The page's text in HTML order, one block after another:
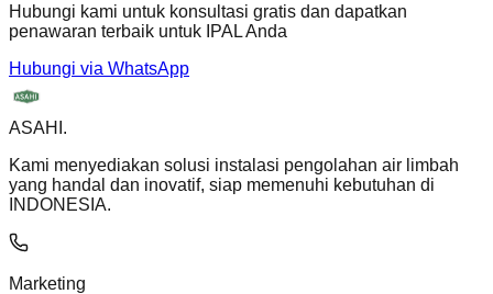
Hubungi kami untuk konsultasi gratis dan dapatkan
penawaran terbaik untuk IPAL Anda
Hubungi via WhatsApp
ASAHI .
Kami menyediakan solusi instalasi pengolahan air limbah
yang handal dan inovatif, siap memenuhi kebutuhan di
INDONESIA.
Marketing